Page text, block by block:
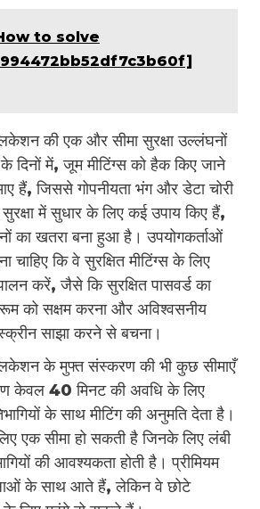
to solve
की एक और सीमा सुरक्षा उल्लंघनों
दिनों में, जूम मीटिंग्स को हैक किए जाने
हैं, जिससे गोपनीयता भंग और डेटा चोरी
में सुधार के लिए कई उपाय किए हैं,
का खतरा बना हुआ है। उपयोगकर्ताओं
चाहिए कि वे सुरक्षित मीटिंग्स के लिए
करें, जैसे कि सुरक्षित पासवर्ड का
को सक्षम करना और अविश्वसनीय
साझा करने से बचना।
के मुफ्त संस्करण की भी कुछ सीमाएँ
केवल 40 मिनट की अवधि के लिए
के साथ मीटिंग की अनुमति देता है।
एक सीमा हो सकती है जिनके लिए लंबी
की आवश्यकता होती है। प्रीमियम
के साथ आते हैं, लेकिन वे छोटे